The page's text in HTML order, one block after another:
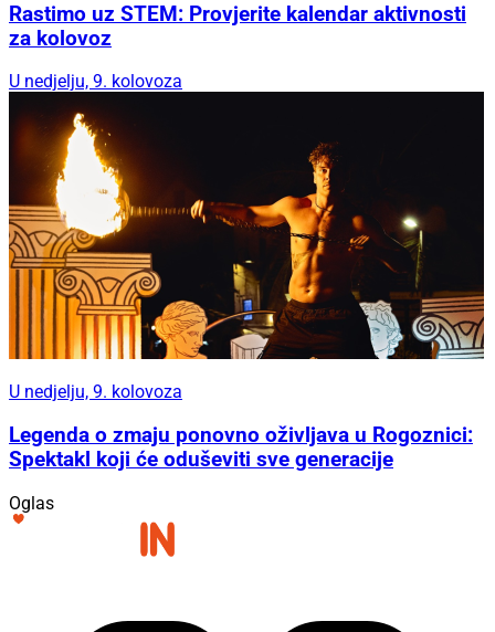
Rastimo uz STEM: Provjerite kalendar aktivnosti
za kolovoz
U nedjelju, 9. kolovoza
U nedjelju, 9. kolovoza
Legenda o zmaju ponovno oživljava u Rogoznici:
Spektakl koji će oduševiti sve generacije
Oglas